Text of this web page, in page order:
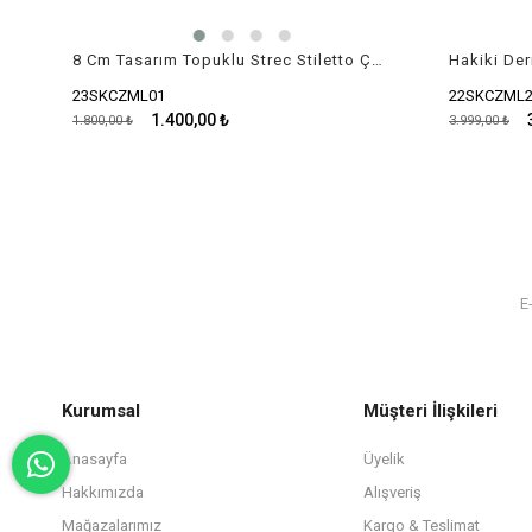
8 Cm Tasarım Topuklu Strec Stiletto Çizme
23SKCZML01
1.400,00 ₺
1.800,00 ₺
22SKCZML28
3.999,00 ₺
Kurumsal
Anasayfa
Hakkımızda
Mağazalarımız
Müşteri İlişkileri
Üyelik
Alışveriş
Kargo & Teslimat